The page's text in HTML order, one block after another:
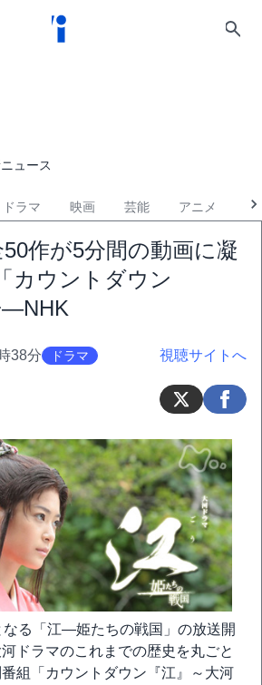
ュース
ドラマ 映画 芸能 アニメ
作が5分間の動画に凝
カウントダウン
―NHK
38分 ドラマ 視聴サイトへ
なる「江―姫たちの戦国」の放送開
ドラマのこれまでの歴史を丸ごと
組「カウントダウン『江』～大河